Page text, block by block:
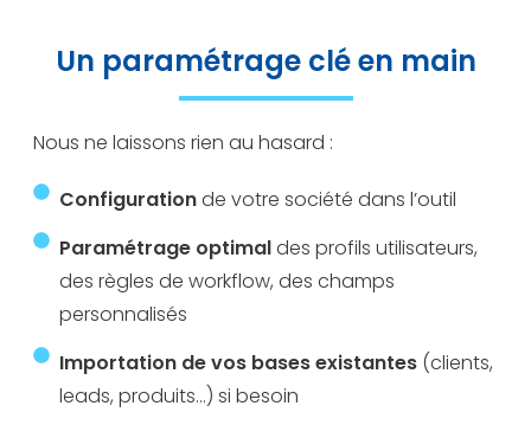
Un paramétrage clé en main
Nous ne laissons rien au hasard :
Configurationde votre société dans l’outil
Paramétrage optimaldes profils utilisateurs,
des règles de workflow, des champs
personnalisés
Importation de vos bases existantes (clients,
leads, produits…) si besoin